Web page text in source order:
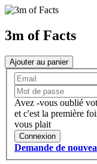
3m of Facts
Ajouter au panier
Avez -vous oublié
et c'est la première
vous plait
Connexion
Demande de